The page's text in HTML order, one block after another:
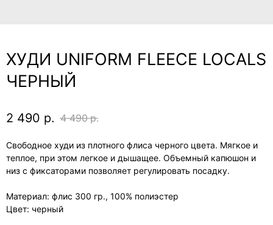
ХУДИ UNIFORM FLEECE LOCALS
ЧЕРНЫЙ
2 490 р. 4 490 р.
Свободное худи из плотного флиса черного цвета. Мягкое и
теплое, при этом легкое и дышащее. Объемный капюшон и
низ с фиксаторами позволяет регулировать посадку.
Материал: флис 300 гр., 100% полиэстер
Цвет: черный